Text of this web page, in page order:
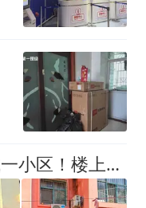
【微济阳】事发济阳老城一小区！楼上空调外机滴水，楼下卧室外墙发霉起皮